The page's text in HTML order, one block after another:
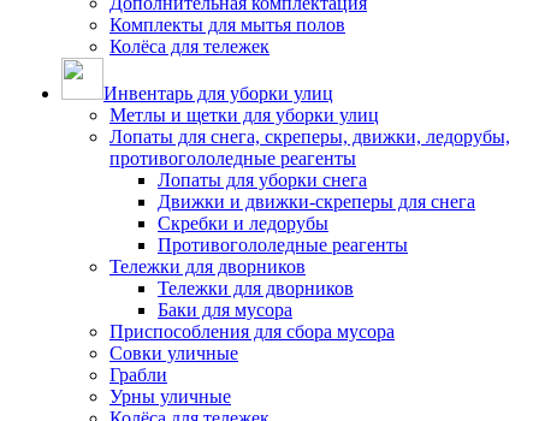
Комплекты для мытья полов
Колёса для тележек
Инвентарь для уборки улиц
Метлы и щетки для уборки улиц
Лопаты для снега, скреперы, движки, ледорубы,
противогололедные реагенты
Лопаты для уборки снега
Движки и движки-скреперы для снега
Скребки и ледорубы
Противогололедные реагенты
Тележки для дворников
Тележки для дворников
Баки для мусора
Приспособления для сбора мусора
Совки уличные
Грабли
Урны уличные